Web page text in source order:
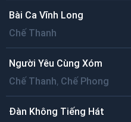
Bài Ca Vĩnh Long
Chế Thanh
Người Yêu Cùng Xóm
Chế Thanh, Chế Phong
Đàn Không Tiếng Hát